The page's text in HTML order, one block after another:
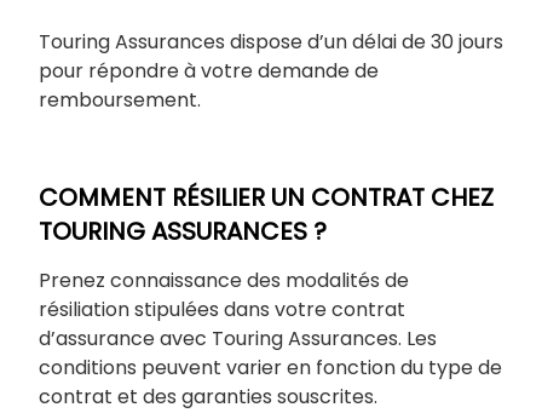
Touring Assurances dispose d’un délai de 30 jours
pour répondre à votre demande de
remboursement.
COMMENT RÉSILIER UN CONTRAT CHEZ
TOURING ASSURANCES ?
Prenez connaissance des modalités de
résiliation stipulées dans votre contrat
d’assurance avec Touring Assurances. Les
conditions peuvent varier en fonction du type de
contrat et des garanties souscrites.